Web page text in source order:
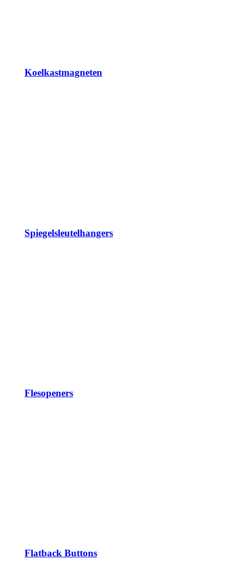
Koelkastmagneten
Spiegelsleutelhangers
Flesopeners
Flatback Buttons